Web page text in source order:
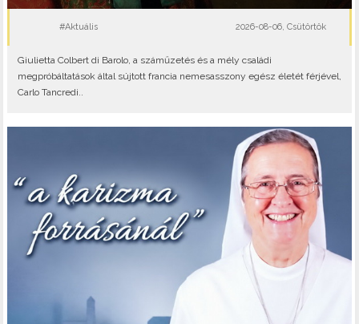
#Aktuális 2026-08-06, Csütörtök
Giulietta Colbert di Barolo, a száműzetés és a mély családi
megpróbáltatások által sújtott francia nemesasszony egész életét férjével,
Carlo Tancredi..